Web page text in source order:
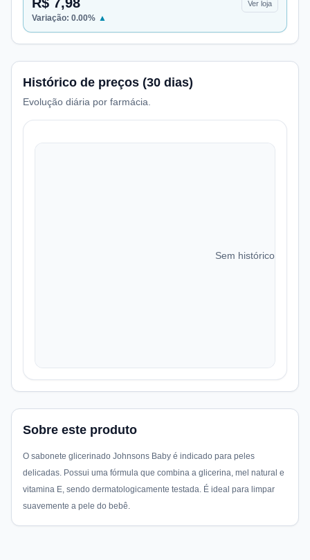
Ver loja
Variação: 0.00% ▲
Histórico de preços (30 dias)
Evolução diária por farmácia.
Sem histórico de
Sobre este produto
O sabonete glicerinado Johnsons Baby é indicado para peles
delicadas. Possui uma fórmula que combina a glicerina, mel natural e
vitamina E, sendo dermatologicamente testada. É ideal para limpar
suavemente a pele do bebê.